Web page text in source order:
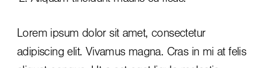
Lorem ipsum dolor sit amet, consectetur
adipiscing elit. Vivamus magna. Cras in mi at felis